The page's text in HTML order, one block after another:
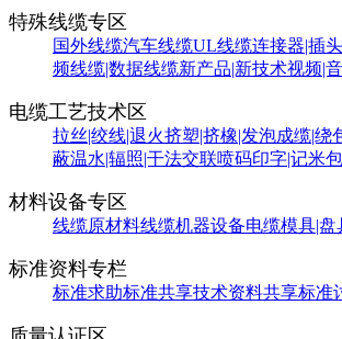
特殊线缆专区
国外线缆汽车线缆UL线缆连接器|插
频线缆|数据线缆新产品|新技术视频|
电缆工艺技术区
拉丝|绞线|退火挤塑|挤橡|发泡成缆|绕
蔽温水|辐照|干法交联喷码印字|记米
材料设备专区
线缆原材料线缆机器设备电缆模具|盘
标准资料专栏
标准求助标准共享技术资料共享标准